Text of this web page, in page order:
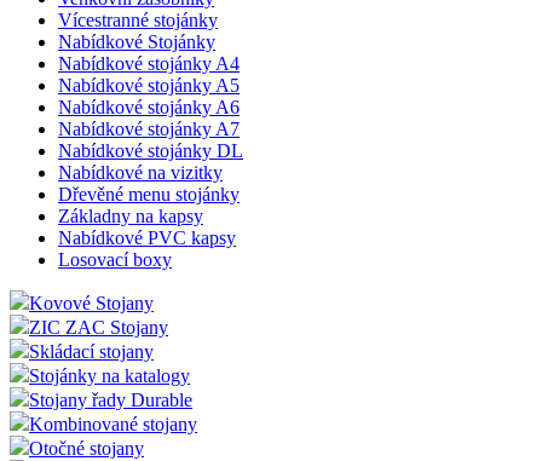
Vícestranné stojánky
Nabídkové Stojánky
Nabídkové stojánky A4
Nabídkové stojánky A5
Nabídkové stojánky A6
Nabídkové stojánky A7
Nabídkové stojánky DL
Nabídkové na vizitky
Dřevěné menu stojánky
Základny na kapsy
Nabídkové PVC kapsy
Losovací boxy
Kovové Stojany
ZIC ZAC Stojany
Skládací stojany
Stojánky na katalogy
Stojany řady Durable
Kombinované stojany
Otočné stojany